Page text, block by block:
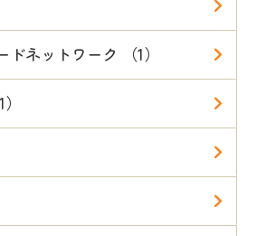
ネットワーク （1）